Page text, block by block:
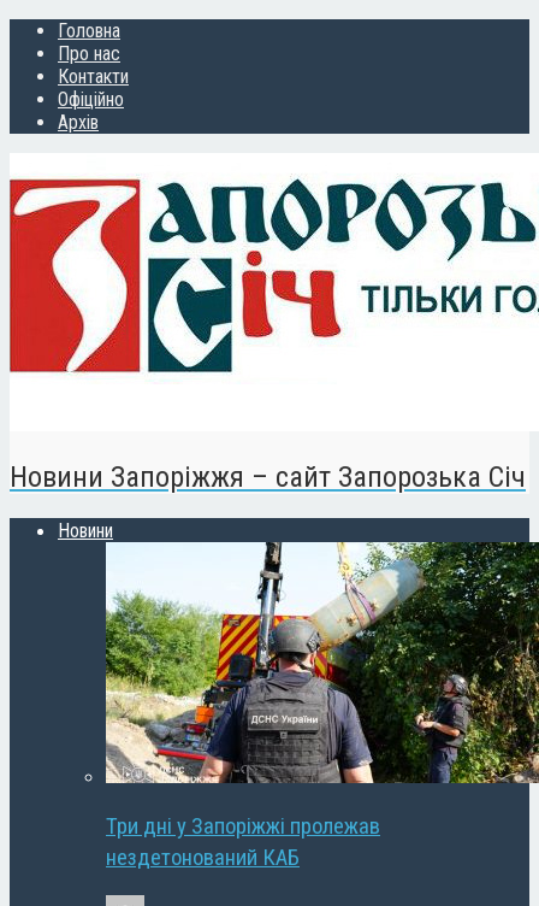
Головна
Про нас
Контакти
Офіційно
Архів
Новини Запоріжжя – сайт Запорозька Січ
Новини
Три дні у Запоріжжі пролежав
нездетонований КАБ